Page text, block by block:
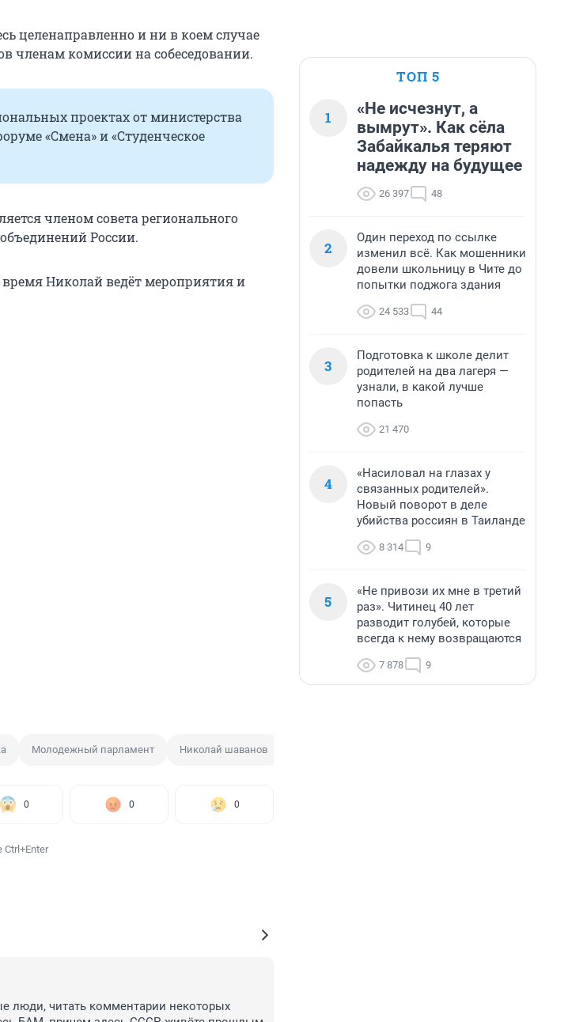
целенаправленно и ни в коем случае
членам комиссии на собеседовании.
проектах от министерства
«Смена» и «Студенческое
членом совета регионального
России.
время Николай ведёт мероприятия и
Молодежный парламент Николай шаванов
0 0 0
люди, читать комментарии некоторых
ТОП 5
1
«Не исчезнут, а
вымрут». Как сёла
Забайкалья теряют
надежду на будущее
26 397 48
2
Один переход по ссылке
изменил всё. Как мошенники
довели школьницу в Чите до
попытки поджога здания
24 533 44
3
Подготовка к школе делит
родителей на два лагеря —
узнали, в какой лучше
попасть
21 470
4
«Насиловал на глазах у
связанных родителей».
Новый поворот в деле
убийства россиян в Таиланде
8 314 9
5
«Не привози их мне в третий
раз». Читинец 40 лет
разводит голубей, которые
всегда к нему возвращаются
7 878 9